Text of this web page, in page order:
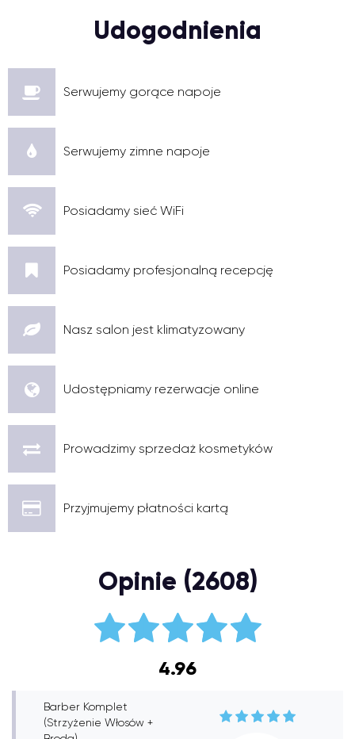
Udogodnienia
Serwujemy gorące napoje
Serwujemy zimne napoje
Posiadamy sieć WiFi
Posiadamy profesjonalną recepcję
Nasz salon jest klimatyzowany
Udostępniamy rezerwacje online
Prowadzimy sprzedaż kosmetyków
Przyjmujemy płatności kartą
Opinie (2608)
4.96
Barber Komplet
(Strzyżenie Włosów +